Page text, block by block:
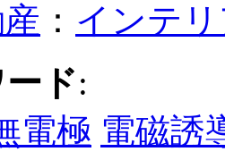
： インテ
ド:
電極 電磁誘